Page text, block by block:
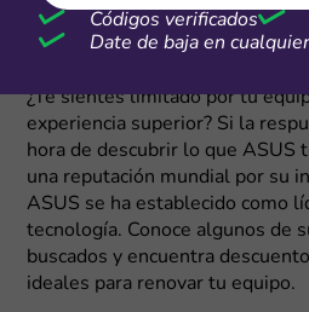
como los apasionados gamers
mejor.
¿Te sientes limitado por tu
experiencia superior? Si la
hora de descubrir lo que ASUS
una reputación mundial por su
ASUS se ha establecido como
tecnología. Conoce algunos de
buscados y encuentra
ideales para renovar tu equipo.
Códigos verificados
Date de baja en